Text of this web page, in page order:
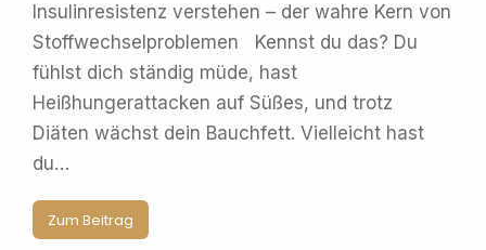
Insulinresistenz verstehen – der wahre Kern von
Stoffwechselproblemen Kennst du das? Du
fühlst dich ständig müde, hast
Heißhungerattacken auf Süßes, und trotz
Diäten wächst dein Bauchfett. Vielleicht hast
du…
Zum Beitrag